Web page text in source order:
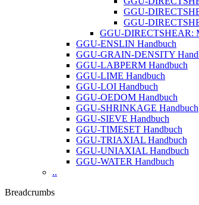
GGU-
GGU-
GGU-DIRECTSHEAR:
GGU-ENSLIN Handbuch
GGU-GRAIN-DENSITY
GGU-LABPERM Handbuch
GGU-LIME Handbuch
GGU-LOI Handbuch
GGU-OEDOM Handbuch
GGU-SHRINKAGE Handbuch
GGU-SIEVE Handbuch
GGU-TIMESET Handbuch
GGU-TRIAXIAL Handbuch
GGU-UNIAXIAL Handbuch
GGU-WATER Handbuch
..
Breadcrumbs